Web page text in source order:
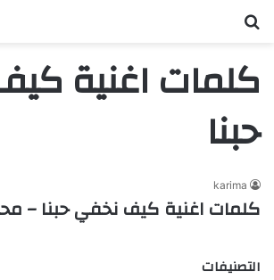
كلمات اغنية
حبنا
karima
كلمات اغنية كيف نخفي حبنا –
التصنيفات